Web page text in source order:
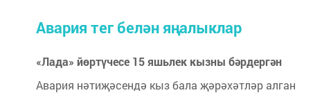
Авария тег белән яңалыклар
«Лада» йөртүчесе 15 яшьлек кызны бәрдергән
Авария нәтиҗәсендә кыз бала җәрәхәтләр алган